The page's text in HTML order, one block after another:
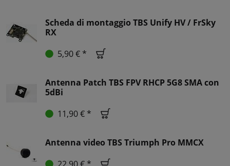
Scheda di montaggio TBS Unify HV / FrSky
RX
5,90 € *
Antenna Patch TBS FPV RHCP 5G8 SMA con
5dBi
11,90 € *
Antenna video TBS Triumph Pro MMCX
22,90 € *